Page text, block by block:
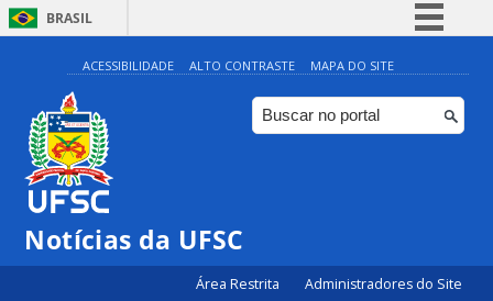
BRASIL
Simplifique!
Comunica BR
Participe
ACESSIBILIDADE ALTO CONTRASTE MAPA DO SITE
Notícias da UFSC
Área Restrita Administradores do Site